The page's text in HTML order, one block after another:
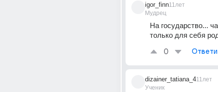
igor_finn
Мудрец
11лет
На государство...
только для себя
0
dizainer_tatiana_4
Ученик
11лет